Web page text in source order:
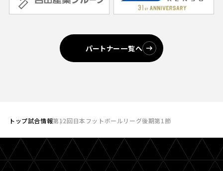
パートナー一覧へ
トップ試合情報第12回日本フットボールリーグ後期第1節